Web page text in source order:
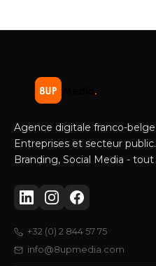
Agence digitale franco-
Entreprises et secteur
Branding, Social Media -
+32 (0) 2 844 57 75
info@8upmedia.com